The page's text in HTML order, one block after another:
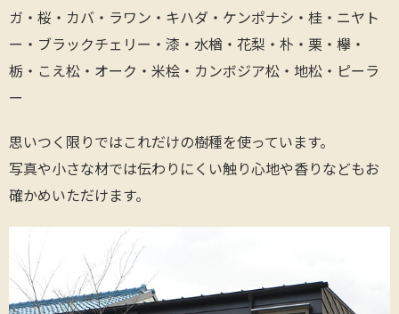
ガ・桜・カバ・ラワン・キハダ・ケンポナシ・桂・ニヤト
ー・ブラックチェリー・漆・水楢・花梨・朴・栗・欅・
栃・こえ松・オーク・米桧・カンボジア松・地松・ピーラ
ー
思いつく限りではこれだけの樹種を使っています。
写真や小さな材では伝わりにくい触り心地や香りなどもお
確かめいただけます。